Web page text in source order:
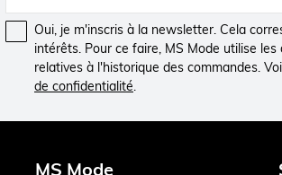
Oui, je m'inscris à la newsletter. Cela
intérêts. Pour ce faire, MS Mode utilise les
relatives à l'historique des commandes.
de confidentialité
MS Mode